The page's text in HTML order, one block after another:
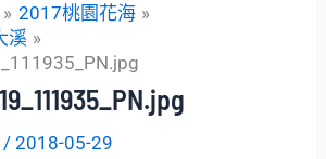
2017桃園花海
溪
/2018-05-29